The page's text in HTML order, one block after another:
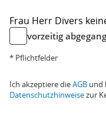
Frau Herr Divers
vorzeitig
* Pflichtfelder
Ich akzeptiere dieAGB und
Datenschutzhinweisezur